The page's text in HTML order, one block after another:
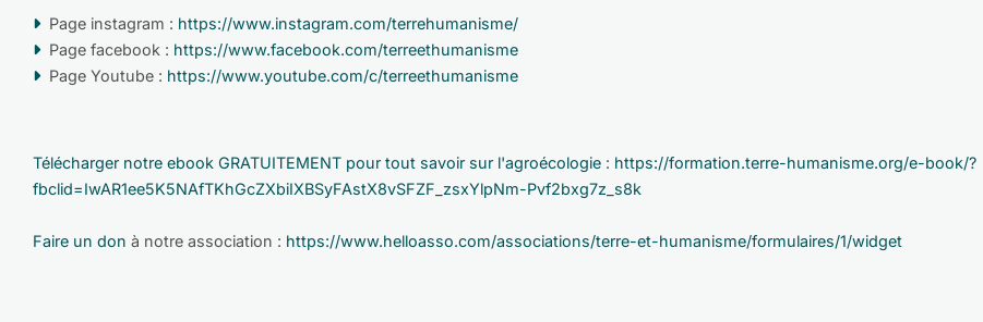
Page instagram : https://www.instagram.com/terrehumanisme/
Page facebook : https://www.facebook.com/terreethumanisme
Page Youtube : https://www.youtube.com/c/terreethumanisme
Télécharger notre ebook GRATUITEMENT pour tout savoir sur l'agroécologie : https://formation.terre-humanisme.org/e-book/?
fbclid=IwAR1ee5K5NAfTKhGcZXbiIXBSyFAstX8vSFZF_zsxYlpNm-Pvf2bxg7z_s8k
Faire un don à notre association : https://www.helloasso.com/associations/terre-et-humanisme/formulaires/1/widget